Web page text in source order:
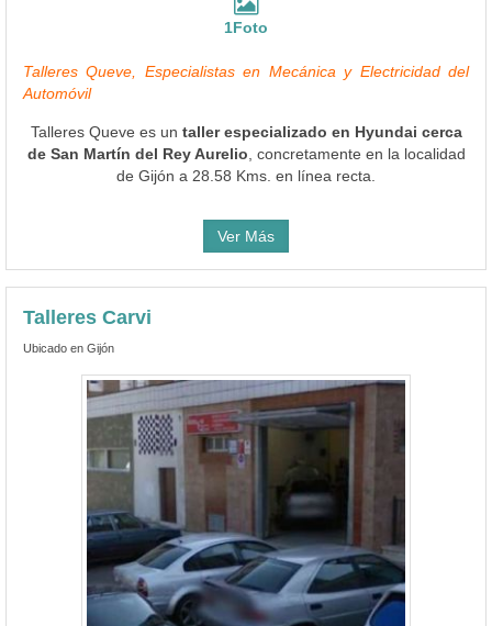
1Foto
Talleres Queve, Especialistas en Mecánica y Electricidad del
Automóvil
Talleres Queve es un taller especializado en Hyundai cerca
de San Martín del Rey Aurelio , concretamente en la localidad
de Gijón a 28.58 Kms. en línea recta.
Ver Más
Talleres Carvi
Ubicado en Gijón